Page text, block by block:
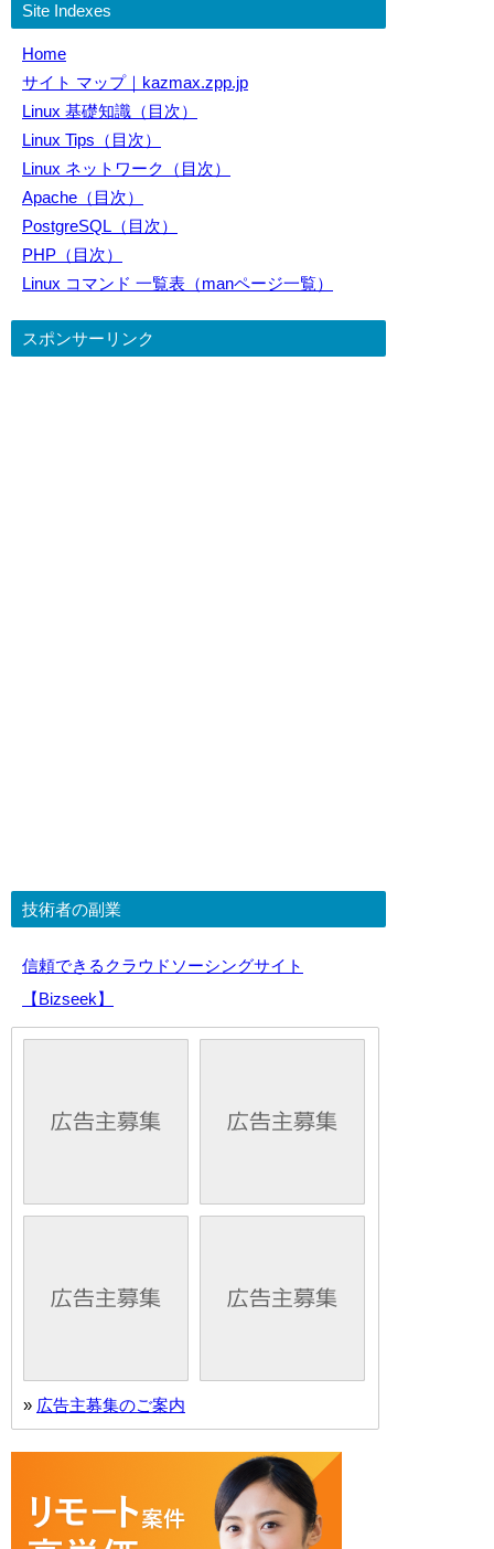
Site Indexes
Home
サイト マップ｜kazmax.zpp.jp
Linux 基礎知識（目次）
Linux Tips（目次）
Linux ネットワーク（目次）
Apache（目次）
PostgreSQL（目次）
PHP（目次）
Linux コマンド 一覧表（manページ一覧）
スポンサーリンク
技術者の副業
信頼できるクラウドソーシングサイト
【Bizseek】
» 広告主募集のご案内